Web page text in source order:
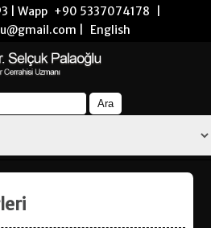
| Wapp +90 5337074178
|
English